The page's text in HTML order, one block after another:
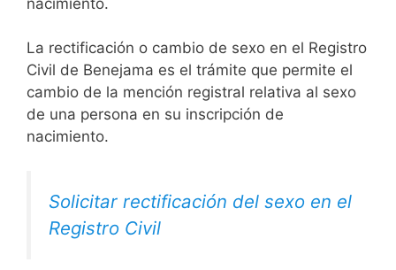
La rectificación o cambio de sexo en el Registro
Civil de Benejama es el trámite que permite el
cambio de la mención registral relativa al sexo
de una persona en su inscripción de
nacimiento.
Solicitar rectificación del sexo en el
Registro Civil